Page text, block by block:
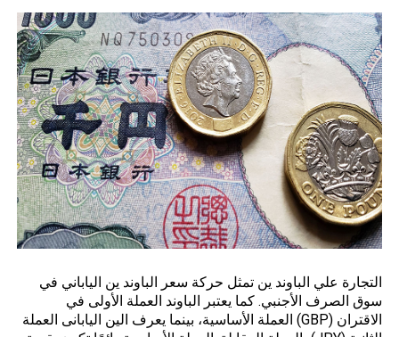
التجارة علي الباوند ين تمثل حركة سعر الباوند ين الياباني في
سوق الصرف الأجنبي. كما يعتبر الباوند العملة الأولى في
الاقتران (GBP) العملة الأساسية، بينما يعرف الين اليابانى العملة